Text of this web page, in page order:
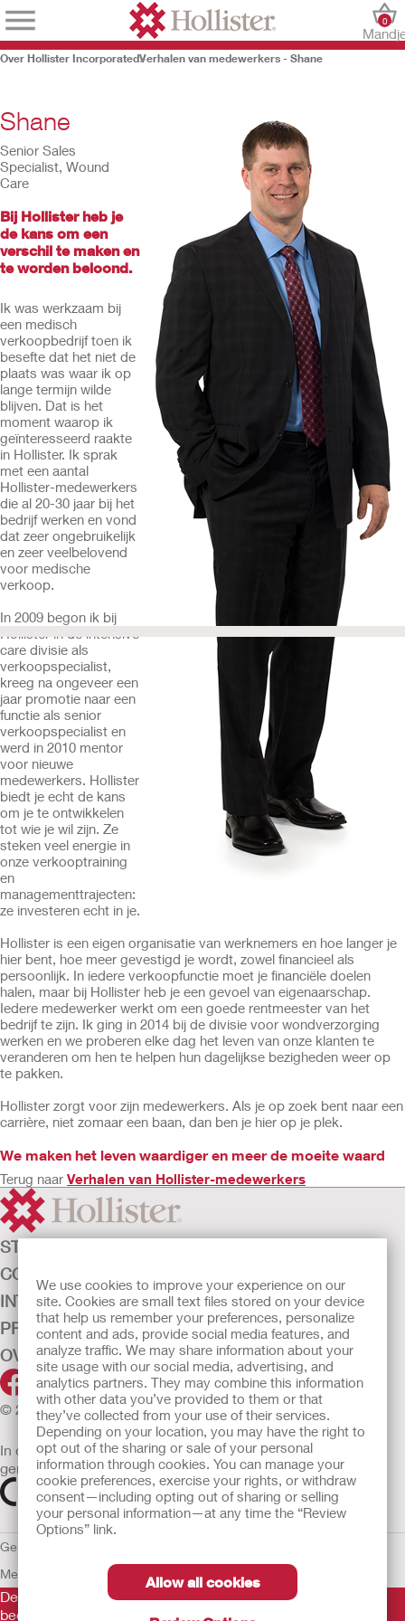
We use cookies to improve your experience on our
site. Cookies are small text files stored on your device
that help us remember your preferences, personalize
content and ads, provide social media features, and
analyze traffic. We may share information about your
site usage with our social media, advertising, and
analytics partners. They may combine this information
with other data you’ve provided to them or that
they’ve collected from your use of their services.
Depending on your location, you may have the right to
opt out of the sharing or sale of your personal
information through cookies. You can manage your
cookie preferences, exercise your rights, or withdraw
consent—including opting out of sharing or selling
your personal information—at any time the “Review
Options” link.
Allow all cookies
0
Over Hollister IncorporatedVerhalen van medewerkers - Shane
Shane
Senior Sales
Specialist, Wound
Care
Bij Hollister heb je
de kans om een
verschil te maken en
te worden beloond.
Ik was werkzaam bij
een medisch
verkoopbedrijf toen ik
besefte dat het niet de
plaats was waar ik op
lange termijn wilde
blijven. Dat is het
moment waarop ik
geïnteresseerd raakte
in Hollister. Ik sprak
met een aantal
Hollister-medewerkers
die al 20-30 jaar bij het
bedrijf werken en vond
dat zeer ongebruikelijk
en zeer veelbelovend
voor medische
verkoop.
In 2009 begon ik bij
Hollister in de intensive
care divisie als
verkoopspecialist,
kreeg na ongeveer een
jaar promotie naar een
functie als senior
verkoopspecialist en
werd in 2010 mentor
voor nieuwe
medewerkers. Hollister
biedt je echt de kans
om je te ontwikkelen
tot wie je wil zijn. Ze
steken veel energie in
onze verkooptraining
en
managementtrajecten:
ze investeren echt in je.
Hollister is een eigen organisatie van werknemers en hoe langer je
hier bent, hoe meer gevestigd je wordt, zowel financieel als
persoonlijk. In iedere verkoopfunctie moet je financiële doelen
halen, maar bij Hollister heb je een gevoel van eigenaarschap.
Iedere medewerker werkt om een goede rentmeester van het
bedrijf te zijn. Ik ging in 2014 bij de divisie voor wondverzorging
werken en we proberen elke dag het leven van onze klanten te
veranderen om hen te helpen hun dagelijkse bezigheden weer op
te pakken.
Hollister zorgt voor zijn medewerkers. Als je op zoek bent naar een
carrière, niet zomaar een baan, dan ben je hier op je plek.
We maken het leven waardiger en meer de moeite waard
Terug naar Verhalen van Hollister-medewerkers
STOMAZORG
CONTINENTIEZORG
INTENSIEVE ZORG
PRODUCTEN
OVER ONS
© 2026 Hollister Incorporated
In de EU verkochte medische hulpmiddelen dienen
gemarkeerd te zijn met een van de volgende symbolen
Gebruiksvoorwaarden
Mededeling aan Klokkenluiders
De verstrekte informatie is geen medisch advies en is niet
bedoeld als vervanging voor het advies van uw eigen arts of